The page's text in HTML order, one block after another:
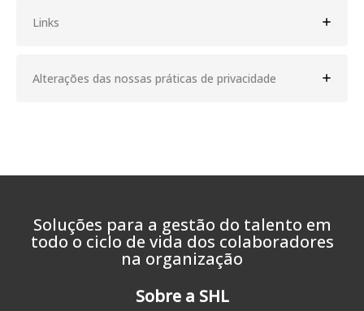
Links
Alterações das nossas práticas de privacidade
Soluções para a gestão do talento em
todo o ciclo de vida dos colaboradores
na organização
Sobre a SHL